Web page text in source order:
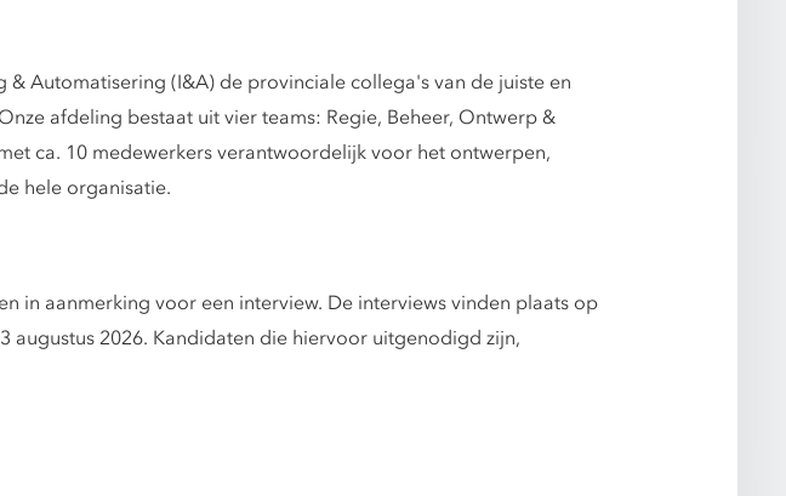
Automatisering (I&A) de provinciale collega's van de juiste en
afdeling bestaat uit vier teams: Regie, Beheer, Ontwerp &
ca. 10 medewerkers verantwoordelijk voor het ontwerpen,
hele organisatie.
in aanmerking voor een interview. De interviews vinden plaats op
augustus 2026. Kandidaten die hiervoor uitgenodigd zijn,